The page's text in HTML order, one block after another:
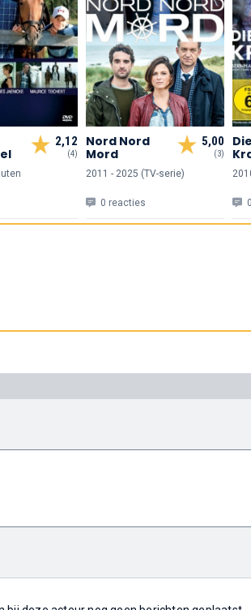
2,12
(4)
uten
5,00
(3)
Nord Nord
Mord
2011 - 2025 (TV-serie)
0 reacties